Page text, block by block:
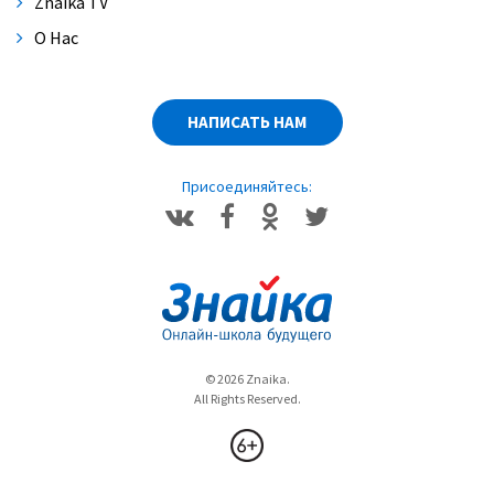
Марина Александровна Матвеева
согласных
Елена Борисовна Волкова
Слитное, дефисное и раздельное
написание наречий
Слитное и раздельное написание частиц
Марина Александровна Матвеева
О Нас
НАПИСАТЬ НАМ
Присоединяйтесь:
© 2026 Znaika.
All Rights Reserved.